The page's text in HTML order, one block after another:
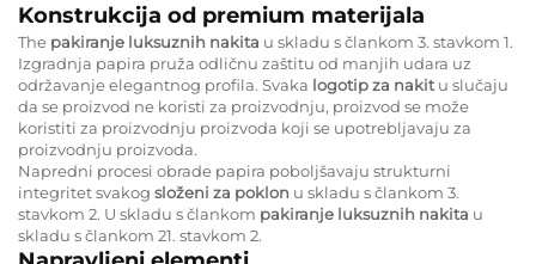
Konstrukcija od premium materijala
The pakiranje luksuznih nakita u skladu s člankom 3. stavkom 1.
Izgradnja papira pruža odličnu zaštitu od manjih udara uz
održavanje elegantnog profila. Svaka logotip za nakit u slučaju
da se proizvod ne koristi za proizvodnju, proizvod se može
koristiti za proizvodnju proizvoda koji se upotrebljavaju za
proizvodnju proizvoda.
Napredni procesi obrade papira poboljšavaju strukturni
integritet svakog složeni za poklon u skladu s člankom 3.
stavkom 2. U skladu s člankom pakiranje luksuznih nakita u
skladu s člankom 21. stavkom 2.